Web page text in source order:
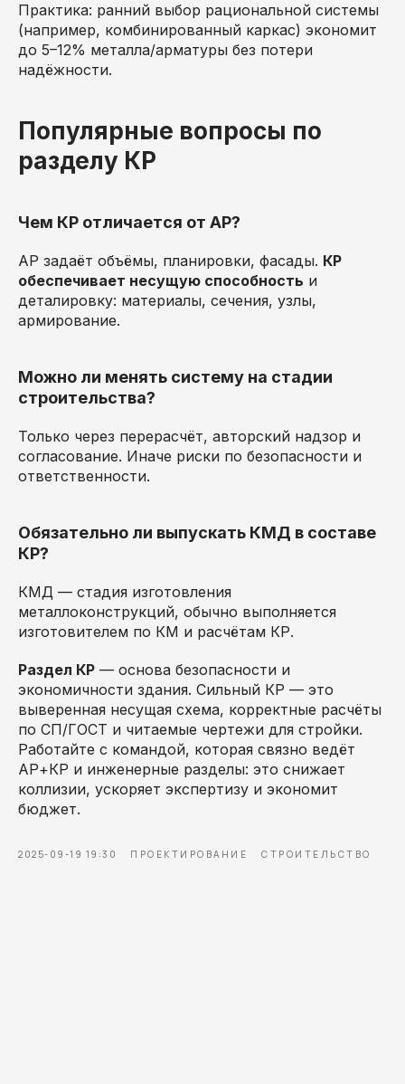
Практика: ранний выбор рациональной системы
(например, комбинированный каркас) экономит
до 5–12% металла/арматуры без потери
надёжности.
Популярные вопросы по
разделу КР
Чем КР отличается от АР?
АР задаёт объёмы, планировки, фасады. КР
обеспечивает несущую способность и
деталировку: материалы, сечения, узлы,
армирование.
Можно ли менять систему на стадии
строительства?
Только через перерасчёт, авторский надзор и
согласование. Иначе риски по безопасности и
ответственности.
Обязательно ли выпускать КМД в составе
КР?
КМД — стадия изготовления
металлоконструкций, обычно выполняется
изготовителем по КМ и расчётам КР.
Раздел КР — основа безопасности и
экономичности здания. Сильный КР — это
выверенная несущая схема, корректные расчёты
по СП/ГОСТ и читаемые чертежи для стройки.
Работайте с командой, которая связно ведёт
АР+КР и инженерные разделы: это снижает
коллизии, ускоряет экспертизу и экономит
бюджет.
2025-09-19 19:30 ПРОЕКТИРОВАНИЕ СТРОИТЕЛЬСТВО